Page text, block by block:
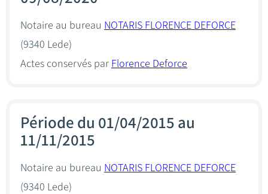
Notaire au bureau NOTARIS FLORENCE DEFORCE
(9340 Lede)
Actes conservés par Florence Deforce
Période du 01/04/2015 au
11/11/2015
Notaire au bureau NOTARIS FLORENCE DEFORCE
(9340 Lede)